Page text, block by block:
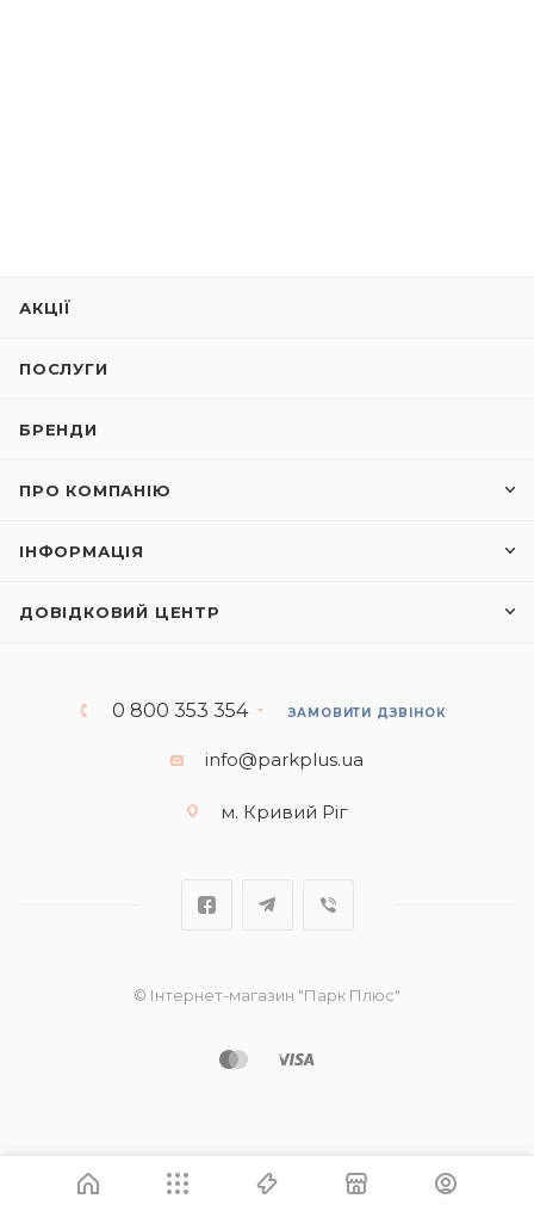
АКЦІЇ
ПОСЛУГИ
БРЕНДИ
ПРО КОМПАНІЮ
ІНФОРМАЦІЯ
ДОВІДКОВИЙ ЦЕНТР
0 800 353 354 ЗАМОВИТИ ДЗВІНОК
info@parkplus.ua
м. Кривий Ріг
© Інтернет-магазин "Парк Плюс"